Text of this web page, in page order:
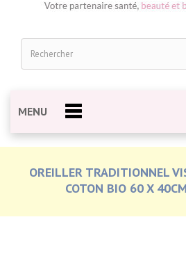
MENU
OREILLER TRADITIONNEL
COTON BIO 60 X